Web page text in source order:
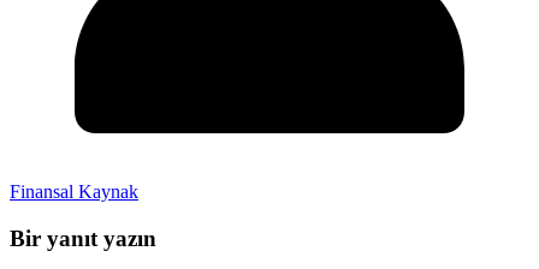
Finansal Kaynak
Bir yanıt yazın